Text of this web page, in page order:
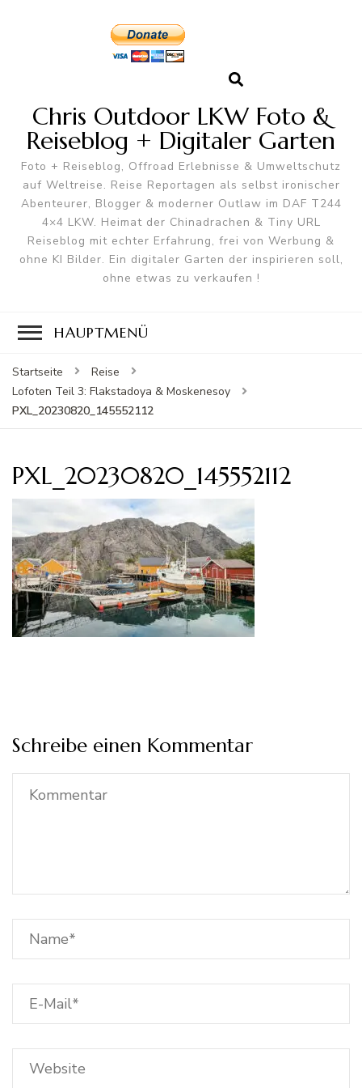
Chris Outdoor LKW Foto &
Reiseblog + Digitaler Garten
Foto + Reiseblog, Offroad Erlebnisse & Umweltschutz
auf Weltreise. Reise Reportagen als selbst ironischer
Abenteurer, Blogger & moderner Outlaw im DAF T244
4×4 LKW. Heimat der Chinadrachen & Tiny URL
Reiseblog mit echter Erfahrung, frei von Werbung &
ohne KI Bilder. Ein digitaler Garten der inspirieren soll,
ohne etwas zu verkaufen !
HAUPTMENÜ
Startseite
Reise
Lofoten Teil 3: Flakstadoya & Moskenesoy
PXL_20230820_145552112
PXL_20230820_145552112
Schreibe einen Kommentar